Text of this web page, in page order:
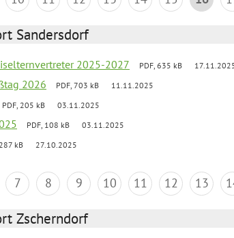
Sandersdorf
2025-2027 PDF, 635 kB
2026 PDF, 703 kB 11.11.2025
PDF, 205 kB 03.11.2025
PDF, 108 kB 03.11.2025
kB 27.10.2025
7 8 9 10 11 12 13
Zscherndorf